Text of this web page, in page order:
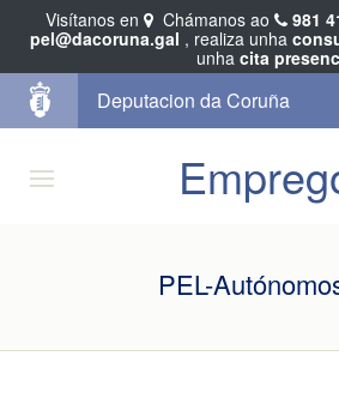
Deputacion da Coruña
PEL-
Visítanos en Chámanos ao 981
pel@dacoruna.gal , realiza unha
unha cita